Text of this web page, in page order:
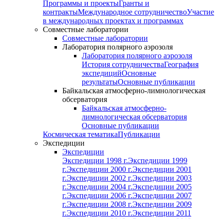
Программы и проектыГранты и
контрактыМеждународное сотрудничествоУчастие
в международных проектах и программах
Совместные лаборатории
Совместные лаборатории
Лаборатория полярного аэрозоля
Лаборатория полярного аэрозоля
История сотрудничестваГеография
экспедицийОсновные
результатыОсновные публикации
Байкальская атмосферно-лимнологическая
обсерватория
Байкальская атмосферно-
лимнологическая обсерватория
Основные публикации
Космическая тематикаПубликации
Экспедиции
Экспедиции
Экспедиции 1998 г.Экспедиции 1999
г.Экспедиции 2000 г.Экспедиции 2001
г.Экспедиции 2002 г.Экспедиции 2003
г.Экспедиции 2004 г.Экспедиции 2005
г.Экспедиции 2006 г.Экспедиции 2007
г.Экспедиции 2008 г.Экспедиции 2009
г.Экспедиции 2010 г.Экспедиции 2011